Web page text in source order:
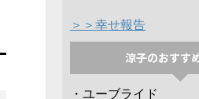
＞＞幸せ報告
涼子のおすす
・ユーブライド